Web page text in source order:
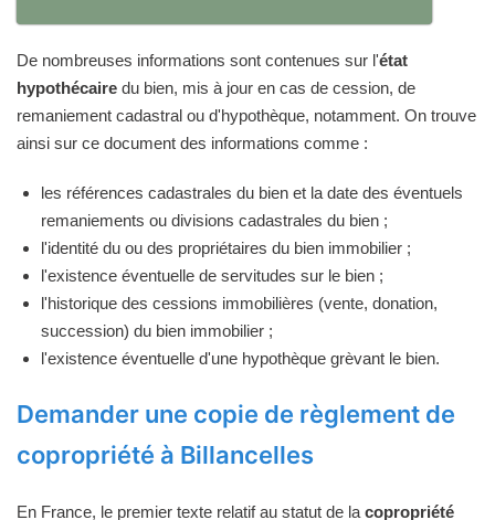
De nombreuses informations sont contenues sur l'état
hypothécaire du bien, mis à jour en cas de cession, de
remaniement cadastral ou d'hypothèque, notamment. On trouve
ainsi sur ce document des informations comme :
les références cadastrales du bien et la date des éventuels
remaniements ou divisions cadastrales du bien ;
l'identité du ou des propriétaires du bien immobilier ;
l'existence éventuelle de servitudes sur le bien ;
l'historique des cessions immobilières (vente, donation,
succession) du bien immobilier ;
l'existence éventuelle d'une hypothèque grèvant le bien.
Demander une copie de règlement de
copropriété à Billancelles
En France, le premier texte relatif au statut de la copropriété